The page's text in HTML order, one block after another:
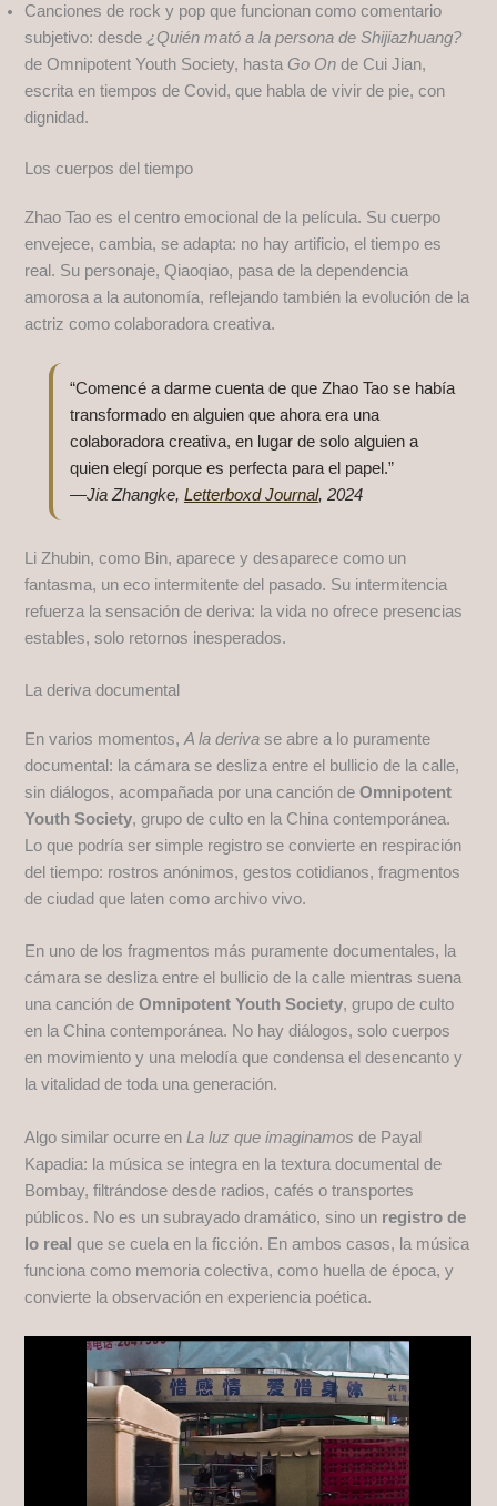
Canciones de rock y pop que funcionan como comentario
subjetivo: desde ¿Quién mató a la persona de Shijiazhuang?
de Omnipotent Youth Society, hastaGo On de Cui Jian,
escrita en tiempos de Covid, que habla de vivir de pie, con
dignidad.
Los cuerpos del tiempo
Zhao Tao es el centro emocional de la película. Su cuerpo
envejece, cambia, se adapta: no hay artificio, el tiempo es
real. Su personaje, Qiaoqiao, pasa de la dependencia
amorosa a la autonomía, reflejando también la evolución de la
actriz como colaboradora creativa.
“Comencé a darme cuenta de que Zhao Tao se había
transformado en alguien que ahora era una
colaboradora creativa, en lugar de solo alguien a
quien elegí porque es perfecta para el papel.”
—Jia Zhangke, Letterboxd Journal, 2024
Li Zhubin, como Bin, aparece y desaparece como un
fantasma, un eco intermitente del pasado. Su intermitencia
refuerza la sensación de deriva: la vida no ofrece presencias
estables, solo retornos inesperados.
La deriva documental
En varios momentos,A la deriva se abre a lo puramente
documental: la cámara se desliza entre el bullicio de la calle,
sin diálogos, acompañada por una canción deOmnipotent
Youth Society, grupo de culto en la China contemporánea.
Lo que podría ser simple registro se convierte en respiración
del tiempo: rostros anónimos, gestos cotidianos, fragmentos
de ciudad que laten como archivo vivo.
En uno de los fragmentos más puramente documentales, la
cámara se desliza entre el bullicio de la calle mientras suena
una canción deOmnipotent Youth Society, grupo de culto
en la China contemporánea. No hay diálogos, solo cuerpos
en movimiento y una melodía que condensa el desencanto y
la vitalidad de toda una generación.
Algo similar ocurre enLa luz que imaginamos de Payal
Kapadia: la música se integra en la textura documental de
Bombay, filtrándose desde radios, cafés o transportes
públicos. No es un subrayado dramático, sino un registro de
lo real que se cuela en la ficción. En ambos casos, la música
funciona como memoria colectiva, como huella de época, y
convierte la observación en experiencia poética.